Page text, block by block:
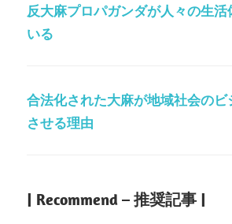
反大麻プロパガンダが人々の生
いる
合法化された大麻が地域社会の
させる理由
| Recommend – 推奨記事 |